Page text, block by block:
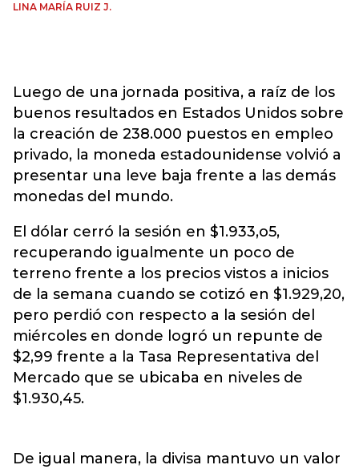
LINA MARÍA RUIZ J.
Luego de una jornada positiva, a raíz de los
buenos resultados en Estados Unidos sobre
la creación de 238.000 puestos en empleo
privado, la moneda estadounidense volvió a
presentar una leve baja frente a las demás
monedas del mundo.
El dólar cerró la sesión en $1.933,o5,
recuperando igualmente un poco de
terreno frente a los precios vistos a inicios
de la semana cuando se cotizó en $1.929,20,
pero perdió con respecto a la sesión del
miércoles en donde logró un repunte de
$2,99 frente a la Tasa Representativa del
Mercado que se ubicaba en niveles de
$1.930,45.
De igual manera, la divisa mantuvo un valor